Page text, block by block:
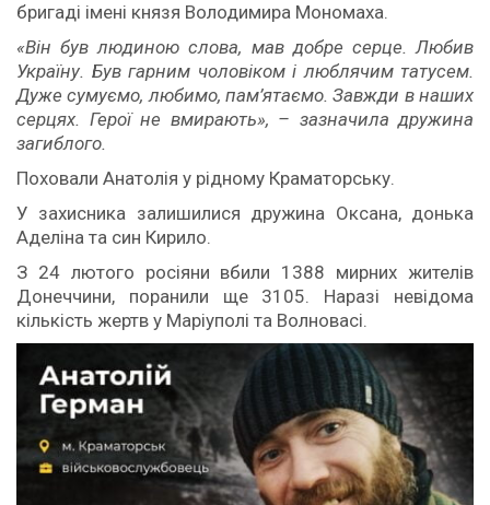
бригаді імені князя Володимира Мономаха.
«Він був людиною слова, мав добре серце. Любив
Україну. Був гарним чоловіком і люблячим татусем.
Дуже сумуємо, любимо, пам’ятаємо. Завжди в наших
серцях. Герої не вмирають», – зазначила дружина
загиблого.
Поховали Анатолія у рідному Краматорську.
У захисника залишилися дружина Оксана, донька
Аделіна та син Кирило.
З 24 лютого росіяни вбили 1388 мирних жителів
Донеччини, поранили ще 3105. Наразі невідома
кількість жертв у Маріуполі та Волновасі.